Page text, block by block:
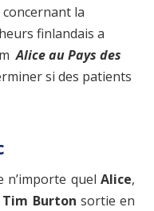
la
finlandais a
Alice au Pays des
si des patients
n’importe quel Alice,
Tim Burton sortie en